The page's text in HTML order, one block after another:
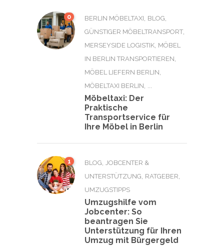
0 BERLIN MÖBELTAXI BLOG
GÜNSTIGER MÖBELTRANSPORT
MERSEYSIDE LOGISTIK MÖBEL
IN BERLIN TRANSPORTIEREN
MÖBEL LIEFERN BERLIN
MÖBELTAXI BERLIN
Möbeltaxi: Der
Praktische
Transportservice für
Ihre Möbel in Berlin
1 BLOG JOBCENTER &
UNTERSTÜTZUNG RATGEBER
UMZUGSTIPPS
Umzugshilfe vom
Jobcenter: So
beantragen Sie
Unterstützung für Ihren
Umzug mit Bürgergeld